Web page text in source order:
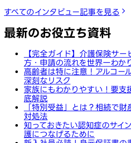
すべてのインタビュー記事を見る
最新のお役立ち資料
【完全ガイド】介護保険サ
方・申請の流れを世界一わか
高齢者は特に注意！アルコー
深刻なリスク
家族にもわかりやすい！要支
底解説
「特別受益」とは？相続で
対処法
知っておきたい認知症のサイ
護につなげるために